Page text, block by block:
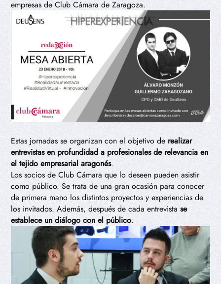
empresas de Club Cámara de Zaragoza.
Estas jornadas se organizan con el objetivo de realizar
entrevistas en profundidad a profesionales de relevancia en
el tejido empresarial aragonés.
Los socios de Club Cámara que lo deseen pueden asistir
como público. Se trata de una gran ocasión para conocer
de primera mano los distintos proyectos y experiencias de
los invitados. Además, después de cada entrevistase
establece un diálogo con el público.